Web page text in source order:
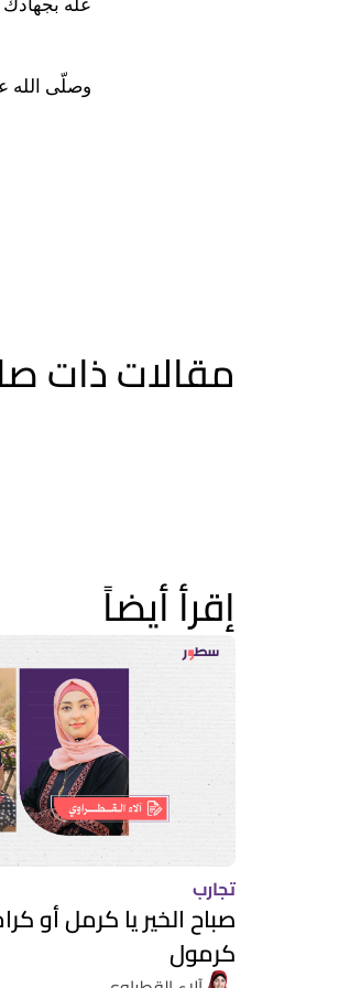
علّه بجهادك
وصلّى الله
مقالات ذات
إقرأ أيضاً
تجارب
صباح الخير يا كرمل أو
كرمول